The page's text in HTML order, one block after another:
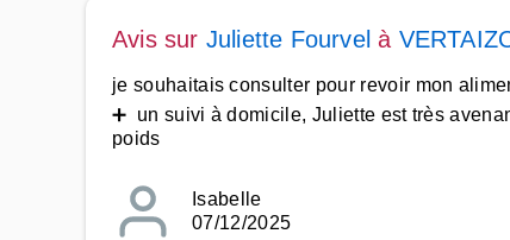
Avis sur Juliette Fourvel à
je souhaitais consulter pour revoir mon
➕ un suivi à domicile, Juliette est très
poids
Isabelle
07/12/2025